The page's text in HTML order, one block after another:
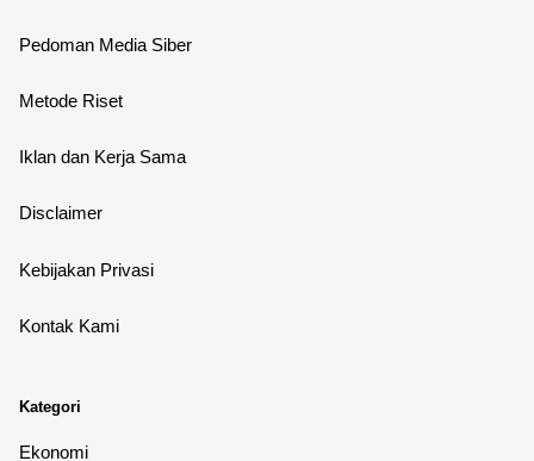
Pedoman Media Siber
Metode Riset
Iklan dan Kerja Sama
Disclaimer
Kebijakan Privasi
Kontak Kami
Kategori
Ekonomi